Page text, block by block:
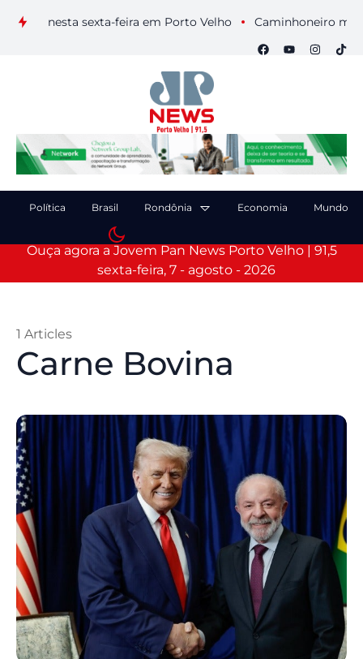
nesta sexta-feira em Porto Velho Caminhoneiro morre
Política Brasil Rondônia Economia Mundo
Ouça agora a Jovem Pan News Porto Velho | 91,5
sexta-feira, 7 - agosto - 2026
Carne Bovina
1 Articles